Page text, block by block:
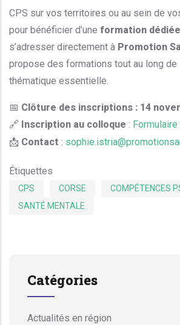
CPS sur vos territoires ou au sein de
pour bénéficier d’une formation dédiée
s’adresser directement à Promotion
propose des formations tout au long de
thématique essentielle.
📅 Clôture des inscriptions : 14
🔗 Inscription au colloque :
📩 Contact :
Étiquettes
CPS CORSE
COMPÉTENCES
SANTÉ MENTALE
Catégories
Actualités en région